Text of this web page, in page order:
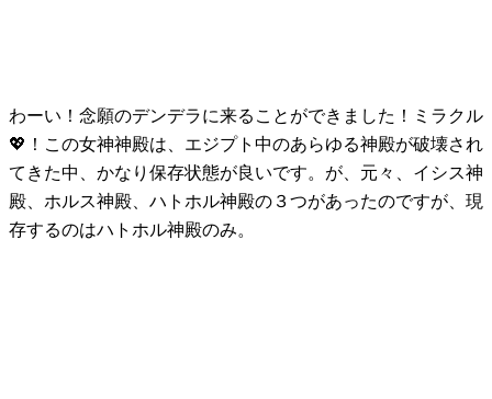
わーい！念願のデンデラに来ることができました！ミラクル
💖！この女神神殿は、エジプト中のあらゆる神殿が破壊され
てきた中、かなり保存状態が良いです。が、元々、イシス神
殿、ホルス神殿、ハトホル神殿の３つがあったのですが、現
存するのはハトホル神殿のみ。